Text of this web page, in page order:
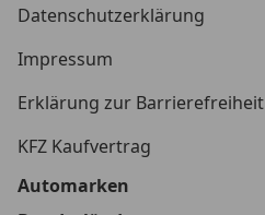
Datenschutzerklärung
Impressum
Erklärung zur Barrierefreiheit
KFZ Kaufvertrag
Automarken